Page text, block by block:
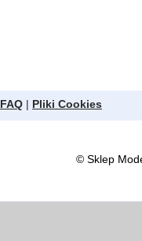
FAQ | Pliki Cookies
©Sklep